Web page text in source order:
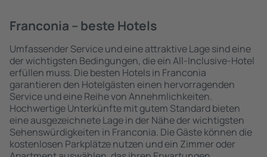
Franconia – beste Hotels
Umfassender Service und eine attraktive Lage sind eine
der wichtigsten Bedingungen, die ein All-Inclusive-Hotel
erfüllen muss. Die besten Hotels in Franconia
garantieren den Hotelgästen einen hervorragenden
Service und eine Reihe von Annehmlichkeiten.
Hochwertige Unterkünfte mit gutem Standard bieten
eine ausgezeichnete Lage in der Nähe der wichtigsten
Sehenswürdigkeiten in Franconia. Die Gäste können die
kostenlosen Parkplätze nutzen und ein Zimmer oder